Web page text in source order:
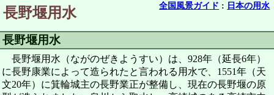
全国風景ガイド : 日本の用水
長野堰用水
長野堰用水
長野堰用水（ながのぜきようすい）は、928年（延長6年）
に長野康業によって造られたと言われる用水で、1551年（天
文20年）に箕輪城主の長野業正が整備し、現在の長野堰の原